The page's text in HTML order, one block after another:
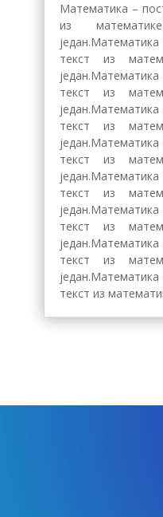
Математика –
из
текст из
текст из
текст из
текст из
текст из
текст из
текст из
текст из